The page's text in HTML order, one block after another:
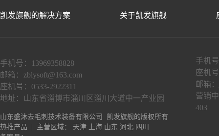
凯发旗舰的解决方案 关于凯发旗舰
手机号：13969358828
邮箱： zblysoft@163.com
座机号：0533-2922311
地址：山东省淄博市淄川区淄川大道中一产业园
手机
座机
邮箱：
营销
403
山东盛沐去毛刺技术装备有限公司 凯发旗舰的版权所有
热推产品 | 主营区域： 天津 上海 山东 河北 四川